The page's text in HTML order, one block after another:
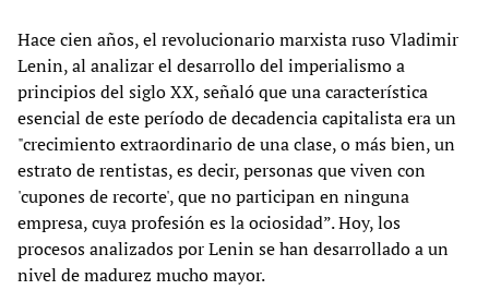
Hace cien años, el revolucionario marxista ruso Vladimir
Lenin, al analizar el desarrollo del imperialismo a
principios del siglo XX, señaló que una característica
esencial de este período de decadencia capitalista era un
"crecimiento extraordinario de una clase, o más bien, un
estrato de rentistas, es decir, personas que viven con
'cupones de recorte', que no participan en ninguna
empresa, cuya profesión es la ociosidad”. Hoy, los
procesos analizados por Lenin se han desarrollado a un
nivel de madurez mucho mayor.